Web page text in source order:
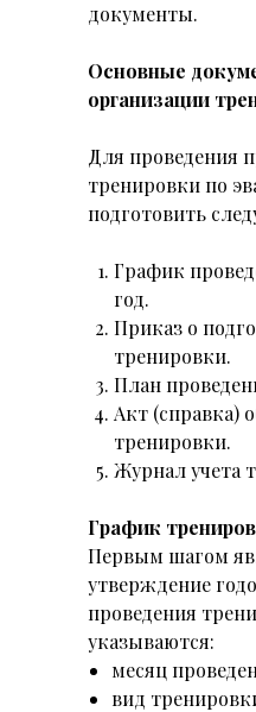
документы.
Основные
организации
Для проведения
тренировки по
подготовить
График
год.
Приказ о
тренировки.
План
Акт (справка)
тренировки.
Журнал учета
График
Первым шагом
утверждение
проведения
указываются:
месяц
вид